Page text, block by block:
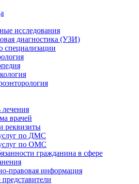
исследования
диагностика (УЗИ)
специализации
врачей
реквизиты
по ДМС
по ОМС
гражданина в сфере
правовая информация